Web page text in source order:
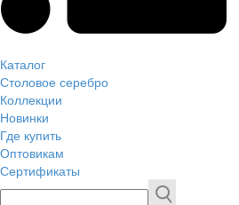
Каталог
Столовое серебро
Коллекции
Новинки
Где купить
Оптовикам
Сертификаты